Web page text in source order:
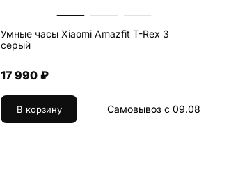
Умные часы Xiaomi Amazfit T-Rex 3
серый
17 990 ₽
В корзину Самовывоз с 09.08